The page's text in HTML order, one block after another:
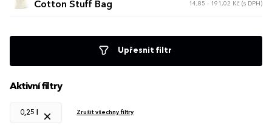
Cotton Stuff Bag
14,85 - 191,02 Kč (s DPH)
Upřesnit filtr
Aktivní filtry
0,25 l Zrušit všechny filtry